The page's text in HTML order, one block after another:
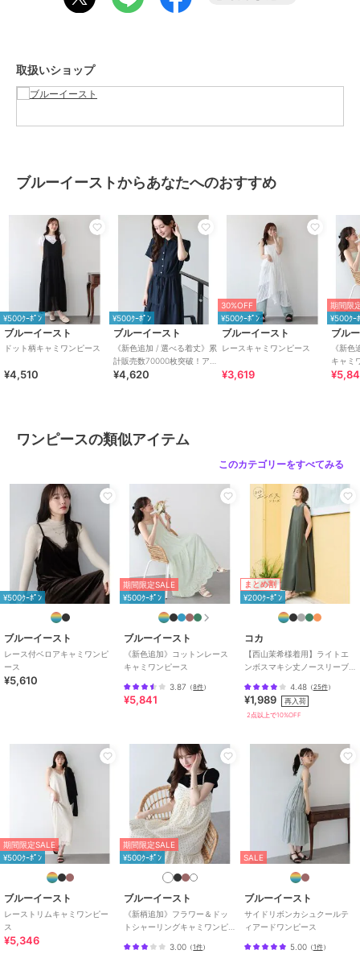
た夏コーデが完成！
バックゴム
ティアードデザイン
着丈：109
■素材■
【ネイビー、ブルーグレー、ブラック、ブラウン、キャメル】綿
100%
【ベージュ】綿90%, ポリエステル10%
【無地】ポリエステル65%, 綿35%
■生地■
【ネイビー、ブラック、ブラウン、ブルーグレー、ベージュ】
薄手で柔らかいチェック柄生地
【オレンジ系】
どが受け取ることができます。
随時再入荷していますので、お気に入り登録して頂くと再入荷情報が
[ ブランドのお気に入り登録 ]
新商品の発売や再入荷、タイムセールやクーポン発行のお知らせなど
BLUEEASTのお得な情報を受け取ることができます。ぜひご登録くだ
さい♪
・生産時期により、色、サイズ、デザイン、素材の質感等が多少変更
される場合がございます。
・モデル着用画像は撮影環境により実物の色と異なって見える場合が
ございます。
商品のみの画像が実際の商品に近いお色味となっておりますのでご確
認ください。
・ご覧の端末のモニター環境や照明によっては実物の色味と異なって
見える場合がございます。
・その他のご注意点は取扱い表示タグをご確認ください。
期間限定セール開催中
ブランド ブルーイースト
ショップ ブルーイースト
商品カテゴリ ワンピースドレス ／
性別タイプ
レディース
ワンピースドレス
カラー
キャメル、ネイビー、ベージュ、
オレンジ系、ブラウン、ブラッ
ク、ブルーグレー、ベージュ(ドッ
取扱いショップ
ブルーイーストからあなたへのおすすめ
¥500ｸｰﾎﾟﾝ
ブルーイースト
ドット柄キャミワンピース
¥4,510
¥500ｸｰﾎﾟﾝ
ブルーイースト
《新色追加 / 選べる着丈》累
計販売数70000枚突破！アソ
ート柄ワンピース
¥4,620
30%OFF
¥500ｸｰﾎﾟﾝ
ブルーイースト
レースキャミワンピース
¥3,619
期間限
¥500ｸｰ
ブル
《新
キャミ
ワンピースの類似アイテム
このカテゴリーをすべてみる
¥500ｸｰﾎﾟﾝ
ブルーイースト
レース付ベロアキャミワンピ
ース
¥5,610
期間限定SALE
¥500ｸｰﾎﾟﾝ
ブルーイースト
《新色追加》コットンレース
キャミワンピース
3.87 （8件）
¥5,841
まとめ割
¥200ｸｰﾎﾟﾝ
コカ
【西山茉希様着用】ライトエ
ンボスマキシ丈ノースリーブ
にくい・速乾
4.48（25件）
¥1,989 再入荷
2点以上で10%OFF
期間限定SALE
¥500ｸｰﾎﾟﾝ
ブルーイースト
レーストリムキャミワンピー
ス
¥5,346
期間限定SALE
¥500ｸｰﾎﾟﾝ
ブルーイースト
《新柄追加》フラワー＆ドッ
トシャーリングキャミワンピ
3.00 （1件）
SALE
ブルーイースト
サイドリボンカシュクールテ
ィアードワンピース
5.00（1件）